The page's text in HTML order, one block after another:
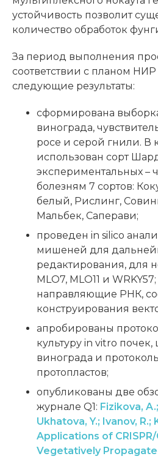
устойчивость позволит
количество обработок
За период выполнения
соответствии с планом
следующие результаты:
сформирована
винограда,
росе и серой гнили. В
использован сорт
экспериментальных –
болезням 7 сортов:
белый, Рислинг,
Мальбек, Саперави;
проведен in silico
мишеней для
редактирования, для
MLO7, MLO11 и
направляющие РНК,
конструирования
апробированы
культуру in vitro почек,
винограда и
протопластов;
опубликованы две
журнале Q1: Fizikova,
Ukhatova, Y.; Ivanov, R.;
Applications of
Vegetatively